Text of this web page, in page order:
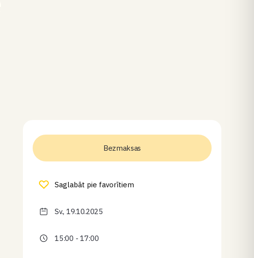
Bezmaksas
Saglabāt pie favorītiem
Sv., 19.10.2025
15:00 - 17:00